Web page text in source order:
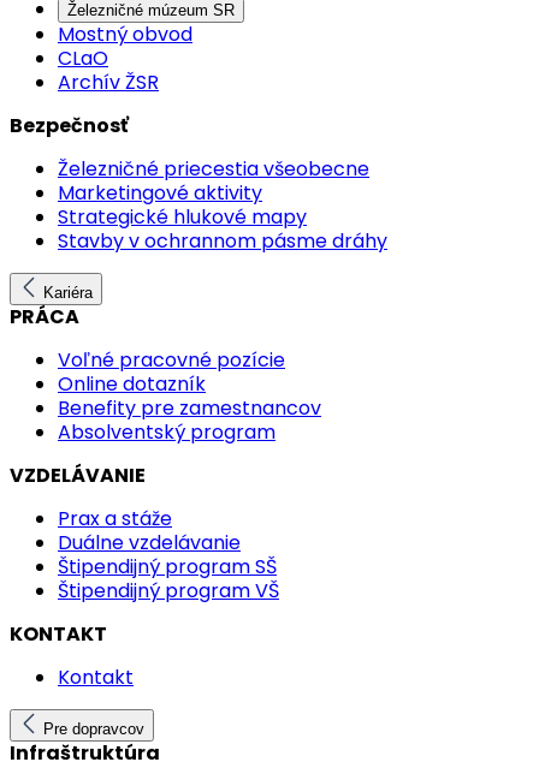
Železničné múzeum SR
Mostný obvod
CLaO
Archív ŽSR
Bezpečnosť
Železničné priecestia všeobecne
Marketingové aktivity
Strategické hlukové mapy
Stavby v ochrannom pásme dráhy
Kariéra
PRÁCA
Voľné pracovné pozície
Online dotazník
Benefity pre zamestnancov
Absolventský program
VZDELÁVANIE
Prax a stáže
Duálne vzdelávanie
Štipendijný program SŠ
Štipendijný program VŠ
KONTAKT
Kontakt
Pre dopravcov
Infraštruktúra